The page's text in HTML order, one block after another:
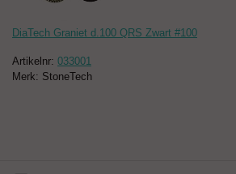
DiaTech Graniet d.100 QRS Zwart #100
Artikelnr: 033001
Merk: StoneTech